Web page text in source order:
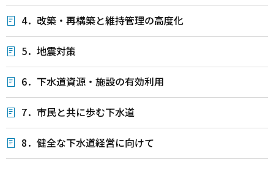
4．改築・再構築と維持管理の高度化
5．地震対策
6．下水道資源・施設の有効利用
7．市民と共に歩む下水道
8．健全な下水道経営に向けて